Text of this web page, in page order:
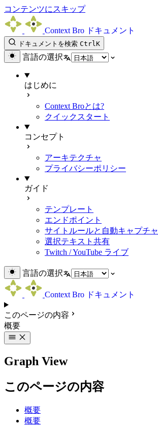
コンテンツにスキップ
Context Bro ドキュメント
ドキュメントを検索 CtrlK
言語の選択
はじめに
Context Broとは?
クイックスタート
コンセプト
アーキテクチャ
プライバシーポリシー
ガイド
テンプレート
エンドポイント
サイトルールと自動キャプチャ
選択テキスト共有
Twitch / YouTube ライブ
言語の選択
Context Bro ドキュメント
このページの内容
概要
Graph View
このページの内容
概要
概要